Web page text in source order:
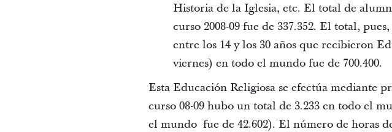
Historia de la Iglesia, etc. El total de
curso 2008-09 fue de 337.352. El total,
entre los 14 y los 30 años que recibieron
viernes) en todo el mundo fue de 700.400.
Esta Educación Religiosa se efectúa mediante
curso 08-09 hubo un total de 3.233 en todo el
el mundo fue de 42.602). El número de horas